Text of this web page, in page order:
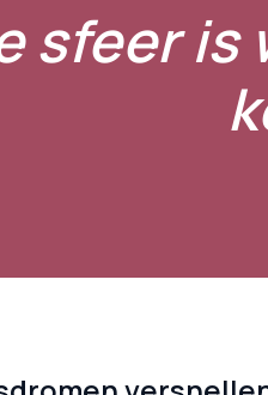
sfeer